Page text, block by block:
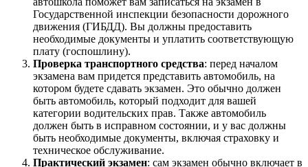
Государственной инспекции безопасности дорожного
движения (ГИБДД). Вы должны предоставить
необходимые документы и уплатить соответствующую
плату (госпошлину).
Проверка транспортного средства: перед началом
экзамена вам придется представить автомобиль, на
котором будете сдавать экзамен. Это обычно должен
быть автомобиль, который подходит для вашей
категории водительских прав. Также автомобиль
должен быть в исправном состоянии, и у вас должны
быть необходимые документы, включая страховку и
техническое обслуживание.
Практический экзамен: сам экзамен обычно включает в